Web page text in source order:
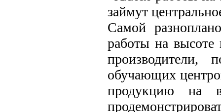
займут
Самой
работы на высоте
производители,
обучающих
продукцию на